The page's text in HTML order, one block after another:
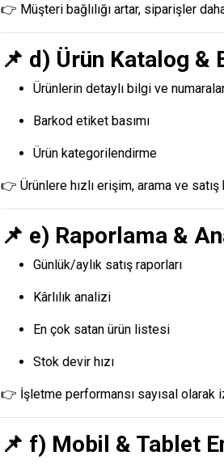
👉 Müşteri bağlılığı artar, siparişler
📌 d) Ürün Katalog &
Ürünlerin detaylı bilgi ve
Barkod etiket basımı
Ürün kategorilendirme
👉 Ürünlere hızlı erişim, arama ve satış
📌 e) Raporlama &
Günlük/aylık satış raporları
Kârlılık analizi
En çok satan ürün listesi
Stok devir hızı
👉 İşletme performansı sayısal olarak
📌 f) Mobil & Tablet